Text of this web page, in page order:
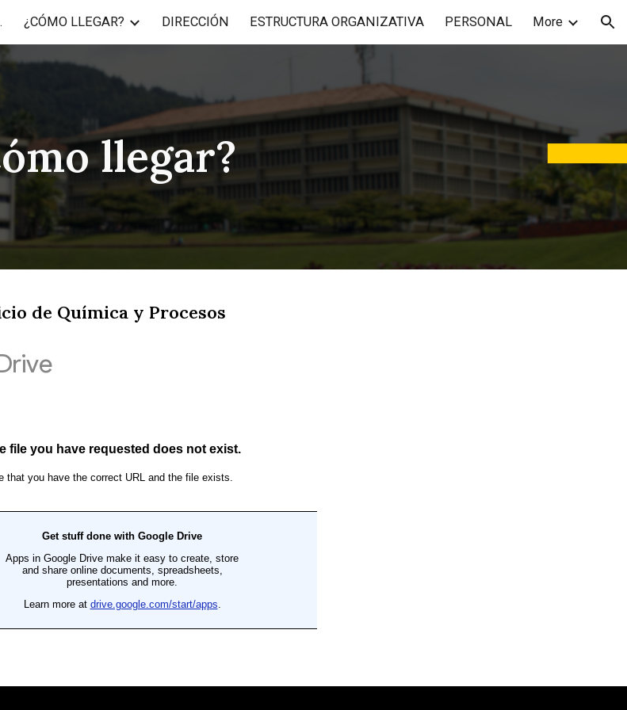
Skip to navigation
MECE ¿CÓMO LLEGAR? DIRECCIÓN ESTRUCTURA ORGANIZATIVA PERSONAL More
llegar?
de Química y Procesos